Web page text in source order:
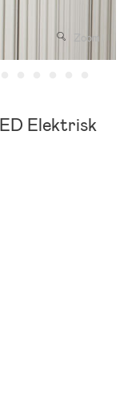
Zoom
Elektrisk